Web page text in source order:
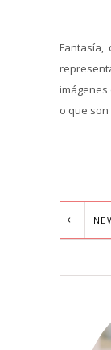
imágenes
o que